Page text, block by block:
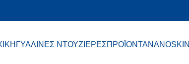
ΓΥΑΛΙΝΕΣ ΝΤΟΥΖΙΕΡΕΣΠΡΟΪΟΝΤΑNANOSKIN